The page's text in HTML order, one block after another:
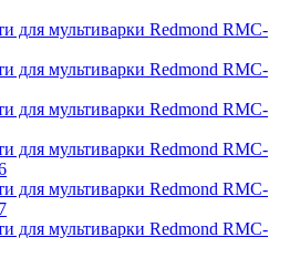
для мультиварки Redmond RMC-
для мультиварки Redmond RMC-
для мультиварки Redmond RMC-
для мультиварки Redmond RMC-
для мультиварки Redmond RMC-
для мультиварки Redmond RMC-